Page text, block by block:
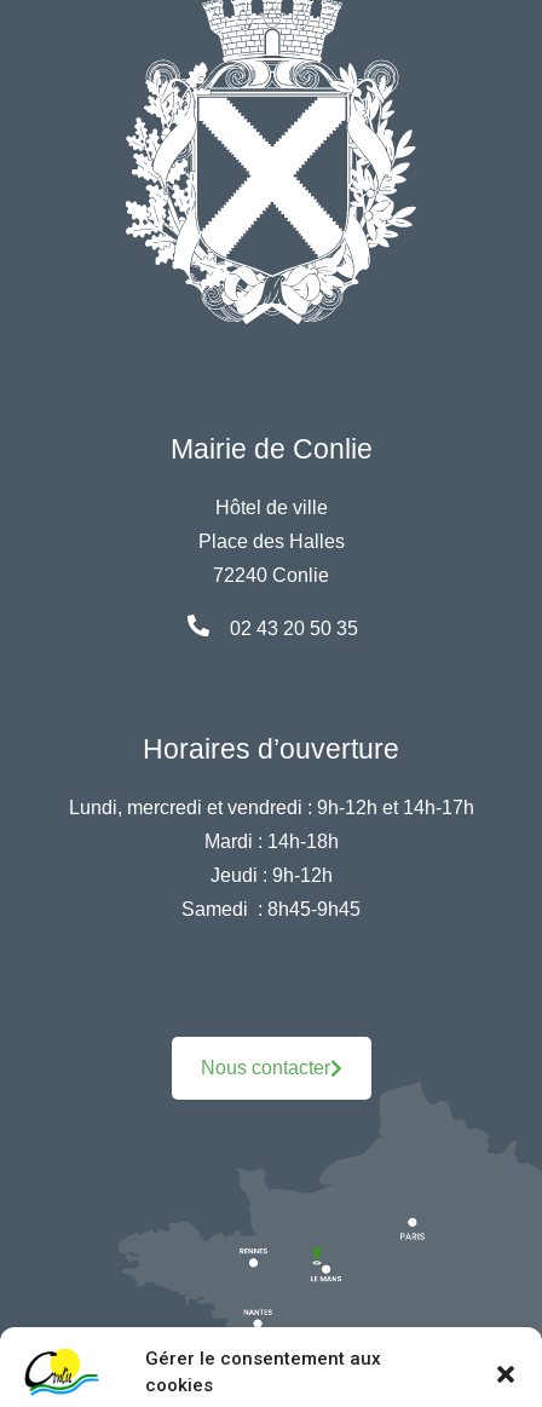
Gérer le consentement aux
cookies
Mairie de Conlie
Hôtel de ville
Place des Halles
72240 Conlie
02 43 20 50 35
Horaires d’ouverture
Lundi, mercredi et vendredi : 9h-12h et 14h-17h
Mardi : 14h-18h
Jeudi : 9h-12h
Samedi : 8h45-9h45
Nous contacter